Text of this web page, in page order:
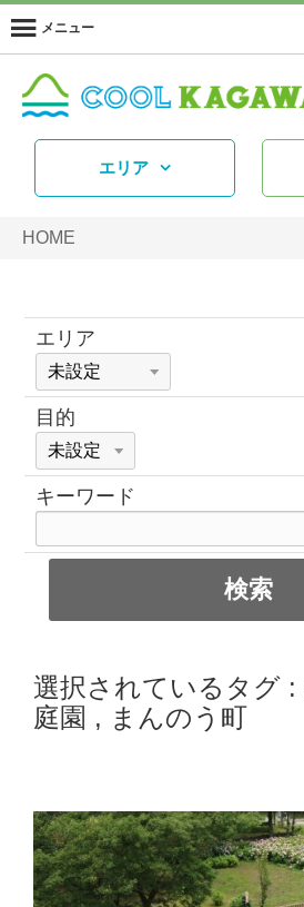
メニュー
エリア
HOME
エリア
目的
キーワード
選択されているタグ :
庭園 , まんのう町